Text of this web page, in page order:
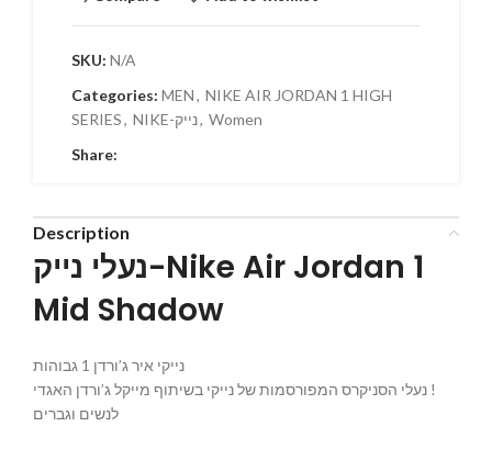
SKU: N/A
Categories: MEN, NIKE AIR JORDAN 1 HIGH
SERIES, NIKE-נייק, Women
Share:
Description
נעלי נייק-Nike Air Jordan 1
Mid Shadow
נייקי איר ג’ורדן 1 גבוהות
נעלי הסניקרס המפורסמות של נייקי בשיתוף מייקל ג’ורדן האגדי !
לנשים וגברים